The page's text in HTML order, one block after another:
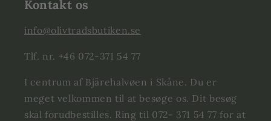
Kontakt os
info@olivtradsbutiken.se
Tlf. nr. +46 072-371 54 77
I centrum af Bjärehalvøen i Skåne. Du er
meget velkommen til at besøge os. Dit besøg
skal forudbestilles. Ring til 072- 371 54 77 for at